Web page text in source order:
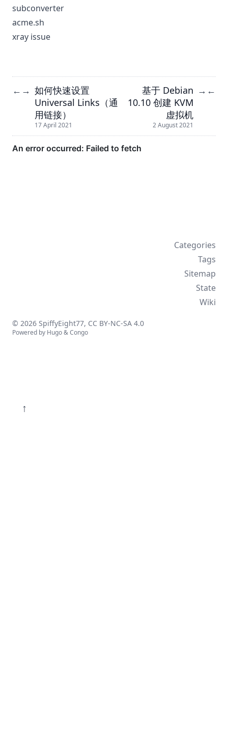
subconverter
acme.sh
xray issue
← → 如何快速设置
Universal Links（通
用链接）
17 April 2021
基于 Debian
10.10 创建 KVM
虚拟机
2 August 2021
→ ←
↑
Categories
Tags
Sitemap
State
Wiki
© 2026 SpiffyEight77, CC BY-NC-SA 4.0
Powered by Hugo&Congo